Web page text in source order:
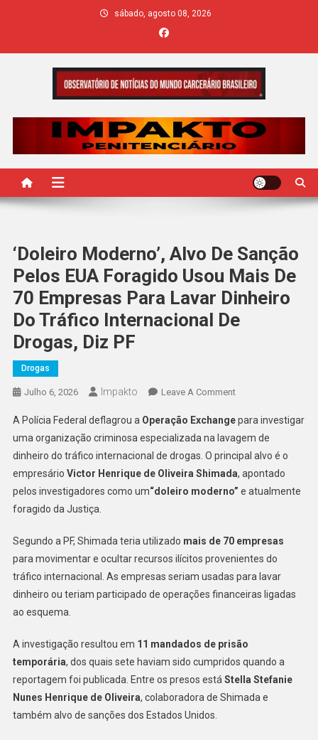
sábado, agosto 08, 2026
IMPAKTO
‘Doleiro Moderno’, Alvo De Sanção
Pelos EUA Foragido Usou Mais De
70 Empresas Para Lavar Dinheiro
Do Tráfico Internacional De
Drogas, Diz PF
Drogas
Julho 6, 2026 Impakto Leave A CommentOn
Moderno’,
Alvo
De
Sanção
Pelos
Usou
Mais
Empresas
Do
Tráfico
Internacional
A Polícia Federal deflagrou a Operação Exchangepara investigar
uma organização criminosa especializada na lavagem de
dinheiro do tráfico internacional de drogas. O principal alvo é o
empresário Victor Henrique de Oliveira Shimada, apontado
pelos investigadores como um“doleiro moderno” e atualmente
foragido da Justiça.
Segundo a PF, Shimada teria utilizado mais de 70 empresas
para movimentar e ocultar recursos ilícitos provenientes do
tráfico internacional. As empresas seriam usadas para lavar
dinheiro ou teriam participado de operações financeiras ligadas
ao esquema.
A investigação resultou em 11 mandados de prisão
temporária, dos quais sete haviam sido cumpridos quando a
reportagem foi publicada. Entre os presos está Stella Stefanie
Nunes Henrique de Oliveira, colaboradora de Shimada e
também alvo de sanções dos Estados Unidos.